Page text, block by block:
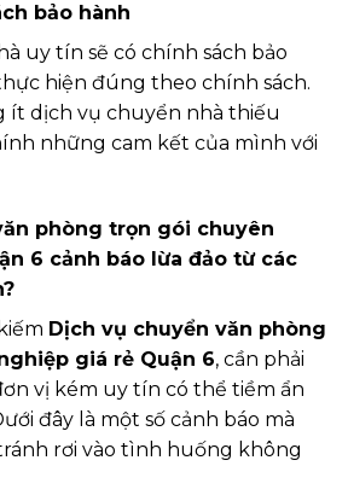
bảo hành
uy tín sẽ có chính sách bảo
hiện đúng theo chính sách.
ít dịch vụ chuyển nhà thiếu
những cam kết của mình với
phòng trọn gói chuyên
6 cảnh báo lừa đảo từ các
Dịch vụ chuyển văn phòng
giá rẻ Quận 6, cần phải
vị kém uy tín có thể tiềm ẩn
đây là một số cảnh báo mà
rơi vào tình huống không